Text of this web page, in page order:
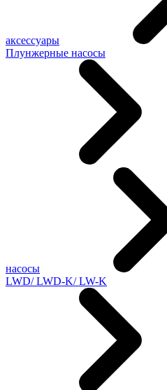
аксессуары
Плунжерные насосы
насосы
LWD/ LWD-K/ LW-K